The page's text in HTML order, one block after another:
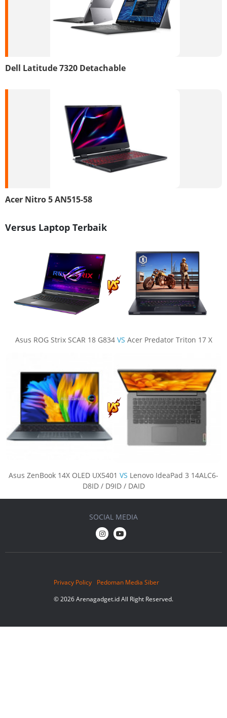
Dell Latitude 7320 Detachable
Acer Nitro 5 AN515-58
Versus Laptop Terbaik
Asus ROG Strix SCAR 18 G834 VS Acer Predator Triton 17 X
Asus ZenBook 14X OLED UX5401 VS Lenovo IdeaPad 3 14ALC6-
D8ID / D9ID / DAID
Privacy Policy
Pedoman Media Siber
© 2026 Arenagadget.id All Right Reserved.
SOCIAL MEDIA